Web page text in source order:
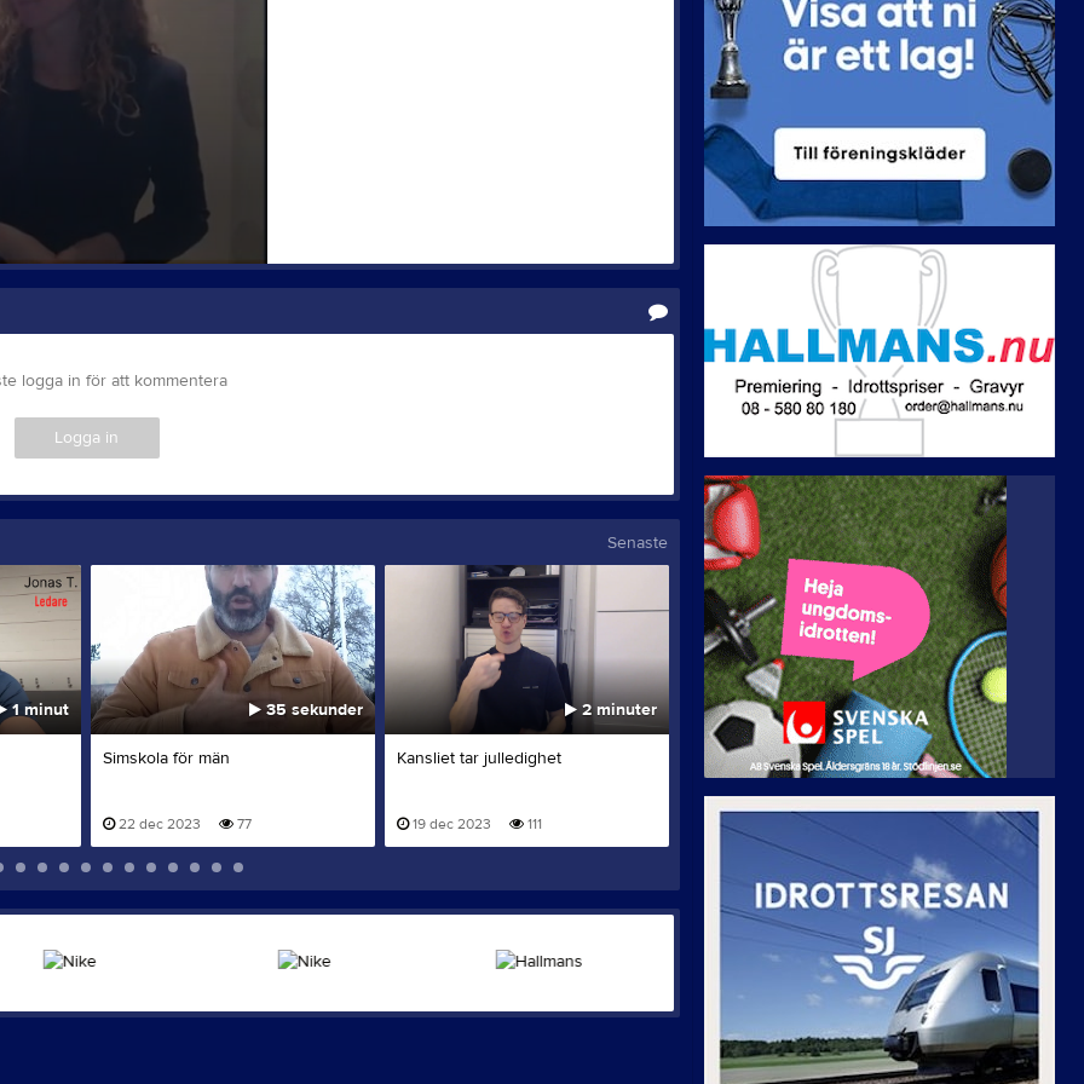
Valberedningen
Hephatadagen 2026
logga in för att kommentera
Logga in
Senaste
1 minut 35 sekunder
Simskola för män
22 dec 2023 77
2 minuter
Kansliet tar julledighet
19 dec 2023 111
1 minut
Lucia 2023
4 dec 2023 28 aug 2023